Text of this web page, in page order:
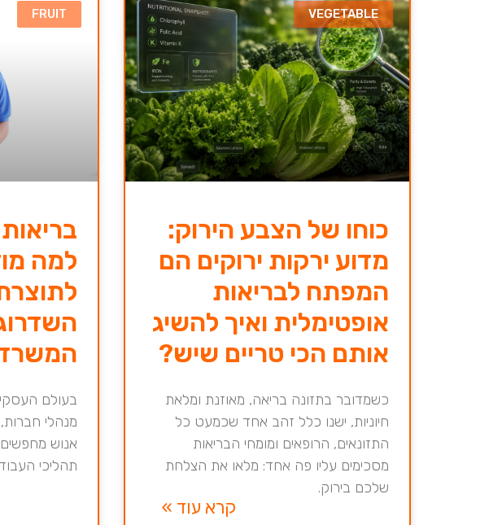
VEGETABLE
כוחו של הצבע הירוק:
מדוע ירקות ירוקים הם
המפתח לבריאות
אופטימלית ואיך להשיג
אותם הכי טריים שיש?
כשמדובר בתזונה בריאה, מאוזנת ומלאת
חיוניות, ישנו כלל זהב אחד שכמעט כל
התזונאים, הרופאים ומומחי הבריאות
מסכימים עליו פה אחד: מלאו את הצלחת
שלכם בירוק.
קרא עוד »
FRUIT
למה
בעולם
מנהלי
אנוש
תהליכי